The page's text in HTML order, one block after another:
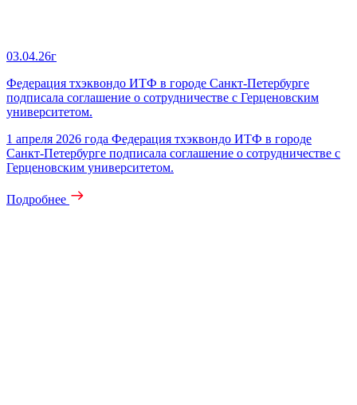
03.04.26г
Федерация тхэквондо ИТФ в городе Санкт-Петербурге
подписала соглашение о сотрудничестве с Герценовским
университетом.
1 апреля 2026 года Федерация тхэквондо ИТФ в городе
Санкт-Петербурге подписала соглашение о сотрудничестве с
Герценовским университетом.
Подробнее